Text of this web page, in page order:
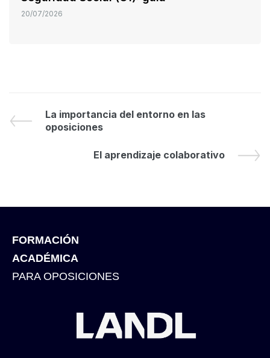
20/07/2026
La importancia del entorno en las
oposiciones
El aprendizaje colaborativo
FORMACIÓN
ACADÉMICA
PARA OPOSICIONES